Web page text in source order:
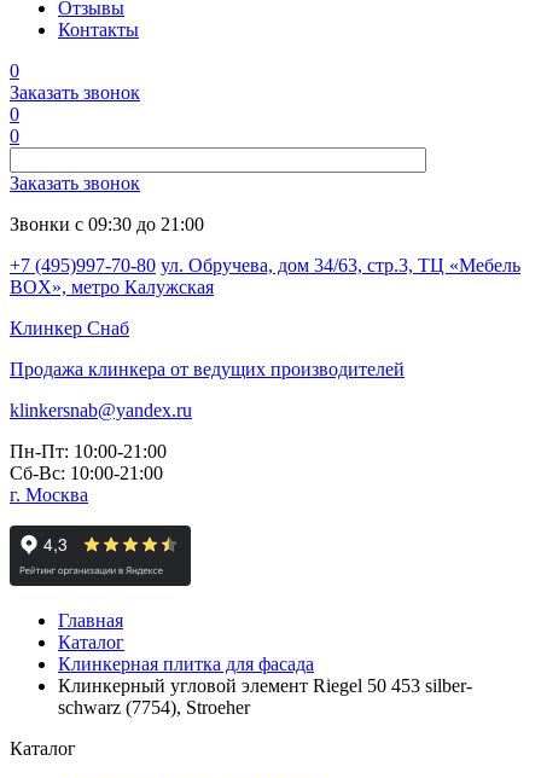
Отзывы
Контакты
0
Заказать звонок
0
0
Заказать звонок
Звонки с 09:30 до 21:00
+7 (495)997-70-80 ул. Обручева, дом 34/63, стр.3, ТЦ «Мебель
BOX», метро Калужская
Клинкер Снаб
Продажа клинкера от ведущих производителей
klinkersnab@yandex.ru
Пн-Пт: 10:00-21:00
Сб-Вс: 10:00-21:00
г. Москва
Главная
Каталог
Клинкерная плитка для фасада
Клинкерный угловой элемент Riegel 50 453 silber-
schwarz (7754), Stroeher
Каталог